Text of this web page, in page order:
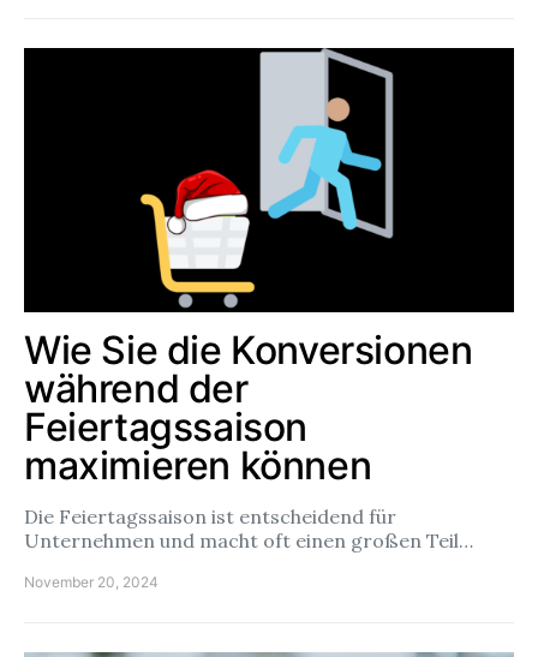
Wie Sie die Konversionen
während der
Feiertagssaison
maximieren können
Die Feiertagssaison ist entscheidend für
Unternehmen und macht oft einen großen Teil…
November 20, 2024